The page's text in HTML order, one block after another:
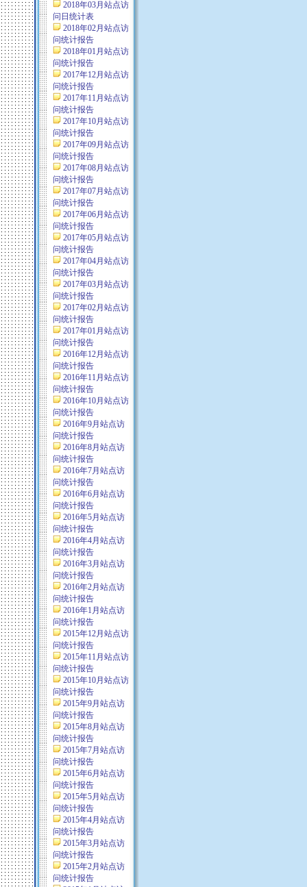
2018年03月站点访
问日统计表
2018年02月站点访
问统计报告
2018年01月站点访
问统计报告
2017年12月站点访
问统计报告
2017年11月站点访
问统计报告
2017年10月站点访
问统计报告
2017年09月站点访
问统计报告
2017年08月站点访
问统计报告
2017年07月站点访
问统计报告
2017年06月站点访
问统计报告
2017年05月站点访
问统计报告
2017年04月站点访
问统计报告
2017年03月站点访
问统计报告
2017年02月站点访
问统计报告
2017年01月站点访
问统计报告
2016年12月站点访
问统计报告
2016年11月站点访
问统计报告
2016年10月站点访
问统计报告
2016年9月站点访
问统计报告
2016年8月站点访
问统计报告
2016年7月站点访
问统计报告
2016年6月站点访
问统计报告
2016年5月站点访
问统计报告
2016年4月站点访
问统计报告
2016年3月站点访
问统计报告
2016年2月站点访
问统计报告
2016年1月站点访
问统计报告
2015年12月站点访
问统计报告
2015年11月站点访
问统计报告
2015年10月站点访
问统计报告
2015年9月站点访
问统计报告
2015年8月站点访
问统计报告
2015年7月站点访
问统计报告
2015年6月站点访
问统计报告
2015年5月站点访
问统计报告
2015年4月站点访
问统计报告
2015年3月站点访
问统计报告
2015年2月站点访
问统计报告